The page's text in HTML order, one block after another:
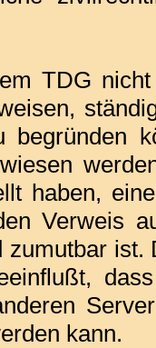
TDG
begründen
haben,
Verweis
kann.